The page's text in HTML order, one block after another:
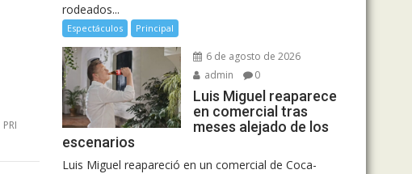
PRI
rodeados...
Espectáculos Principal
6 de agosto de 2026
admin
0
Luis Miguel reaparece
en comercial tras
meses alejado de los
escenarios
Luis Miguel reapareció en un comercial de Coca-